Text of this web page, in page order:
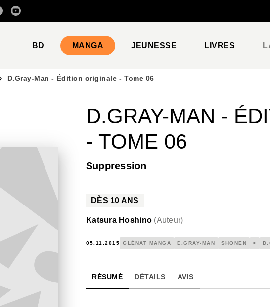
CONTENU
BD MANGA JEUNESSE LIVRES
D.Gray-Man - Édition originale - Tome 06
D.GRAY-MAN -
- TOME 06
Suppression
DÈS 10 ANS
Katsura Hoshino (Auteur)
05.11.2015 GLÉNAT MANGA D.GRAY-MAN SHONEN >
RÉSUMÉ DÉTAILS AVIS